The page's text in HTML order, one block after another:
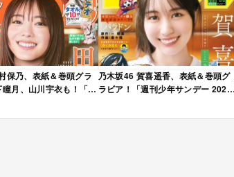
保乃、表紙＆巻頭グラ
瞳月、山川宇衣も！「週
日4/28発売！
乃木坂46 賀喜遥香、表紙＆巻頭グ
ラビア！「週刊少年サンデー 2026
売！